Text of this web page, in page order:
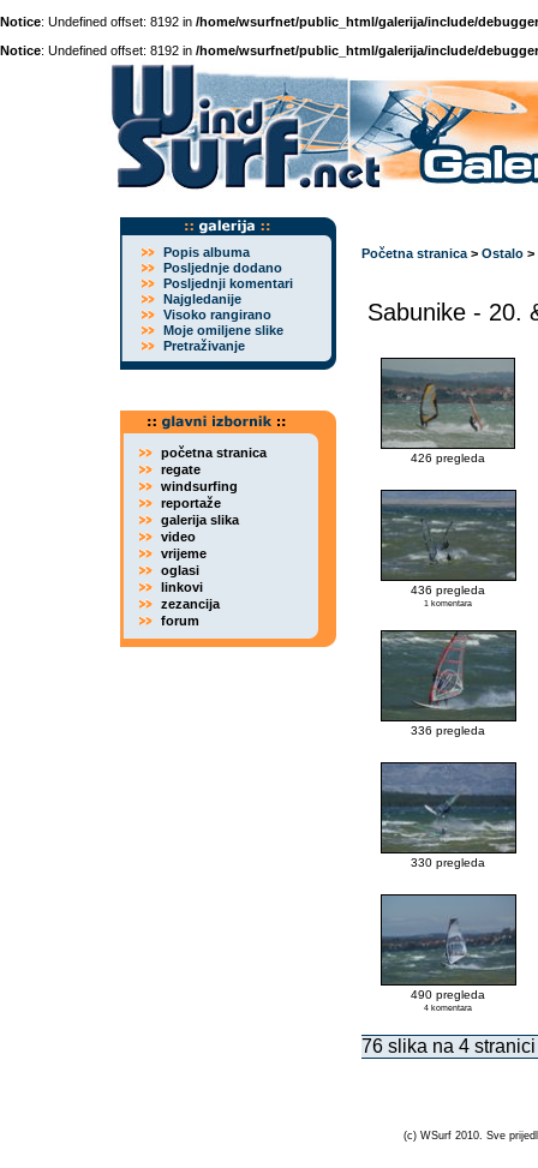
Notice: Undefined offset: 8192 in /home/wsurfnet/public_html/galerija/include/
Notice: Undefined offset: 8192 in /home/wsurfnet/public_html/galerija/include/
Popis albuma
Posljednje dodano
Posljednji komentari
Najgledanije
Visoko rangirano
Moje omiljene slike
Pretraživanje
početna stranica
regate
windsurfing
reportaže
galerija slika
video
vrijeme
oglasi
linkovi
zezancija
forum
Početna stranica > Ostalo >
Sabunike - 20.
426 pregleda
436 pregleda
1 komentara
336 pregleda
330 pregleda
490 pregleda
4 komentara
76 slika na 4 stranici
(c) WSurf 2010. Sve